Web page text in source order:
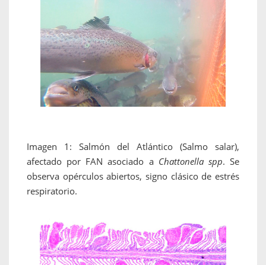
Imagen 1: Salmón del Atlántico (Salmo salar),
afectado por FAN asociado a Chattonella spp. Se
observa opérculos abiertos, signo clásico de estrés
respiratorio.